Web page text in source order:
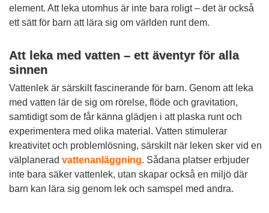
element. Att leka utomhus är inte bara roligt – det är också
ett sätt för barn att lära sig om världen runt dem.
Att leka med vatten – ett äventyr för alla
sinnen
Vattenlek är särskilt fascinerande för barn. Genom att leka
med vatten lär de sig om rörelse, flöde och gravitation,
samtidigt som de får känna glädjen i att plaska runt och
experimentera med olika material. Vatten stimulerar
kreativitet och problemlösning, särskilt när leken sker vid en
välplanerad vattenanläggning. Sådana platser erbjuder
inte bara säker vattenlek, utan skapar också en miljö där
barn kan lära sig genom lek och samspel med andra.